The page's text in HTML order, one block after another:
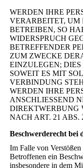
WERDEN IHRE
VERARBEITET,
BETREIBEN, SO
WIDERSPRUCH
BETREFFENDER
ZUM ZWECKE
EINZULEGEN;
SOWEIT ES MIT
VERBINDUNG
WERDEN IHRE
ANSCHLIESSEND
DIREKTWERBUNG
NACH ART. 21 ABS.
Beschwerde­recht bei
Im Falle von
Betroffenen ein
insbesondere in dem